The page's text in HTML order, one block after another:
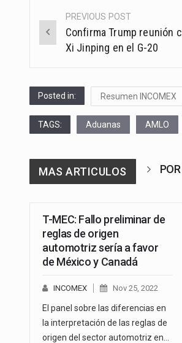
Post
navigation
PREVIOUS POST
Confirma Trump reunión
Xi Jinping en el G-20
Posted in: Resumen INCOMEX
TAGS: Aduanas AMLO
MAS ARTICULOS
T-MEC: Fallo preliminar de
reglas de origen
automotriz sería a favor
de México y Canadá
INCOMEX Nov 25, 2022
El panel sobre las diferencias en
la interpretación de las reglas de
origen del sector automotriz en…